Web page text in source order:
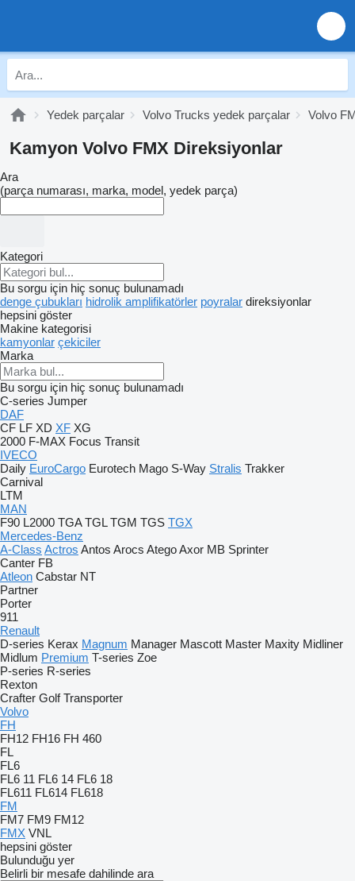
Yedek parçalar Volvo Trucks yedek parçalar Volvo
Kamyon Volvo FMX Direksiyonlar
Ara
(parça numarası, marka, model, yedek parça)
Kategori
Bu sorgu için hiç sonuç bulunamadı
denge çubukları hidrolik amplifikatörler poyralar direksiyonlar
hepsini göster
Makine kategorisi
kamyonlar çekiciler
Marka
Bu sorgu için hiç sonuç bulunamadı
C-series Jumper
DAF
CF LF XD XF XG
2000 F-MAX Focus Transit
IVECO
Daily EuroCargo Eurotech Mago S-Way Stralis Trakker
Carnival
LTM
MAN
F90 L2000 TGA TGL TGM TGS TGX
Mercedes-Benz
A-Class Actros Antos Arocs AtegoAxor MB Sprinter
Canter FB
Atleon Cabstar NT
Partner
Porter
911
Renault
D-series Kerax Magnum Manager Mascott Master Maxity Midliner
Midlum Premium T-series Zoe
P-series R-series
Rexton
Crafter Golf Transporter
Volvo
FH
FH12 FH16 FH 460
FL
FL6
FL6 11 FL6 14 FL6 18
FL611 FL614 FL618
FM
FM7 FM9 FM12
FMX VNL
hepsini göster
Bulunduğu yer
Belirli bir mesafe dahilinde ara